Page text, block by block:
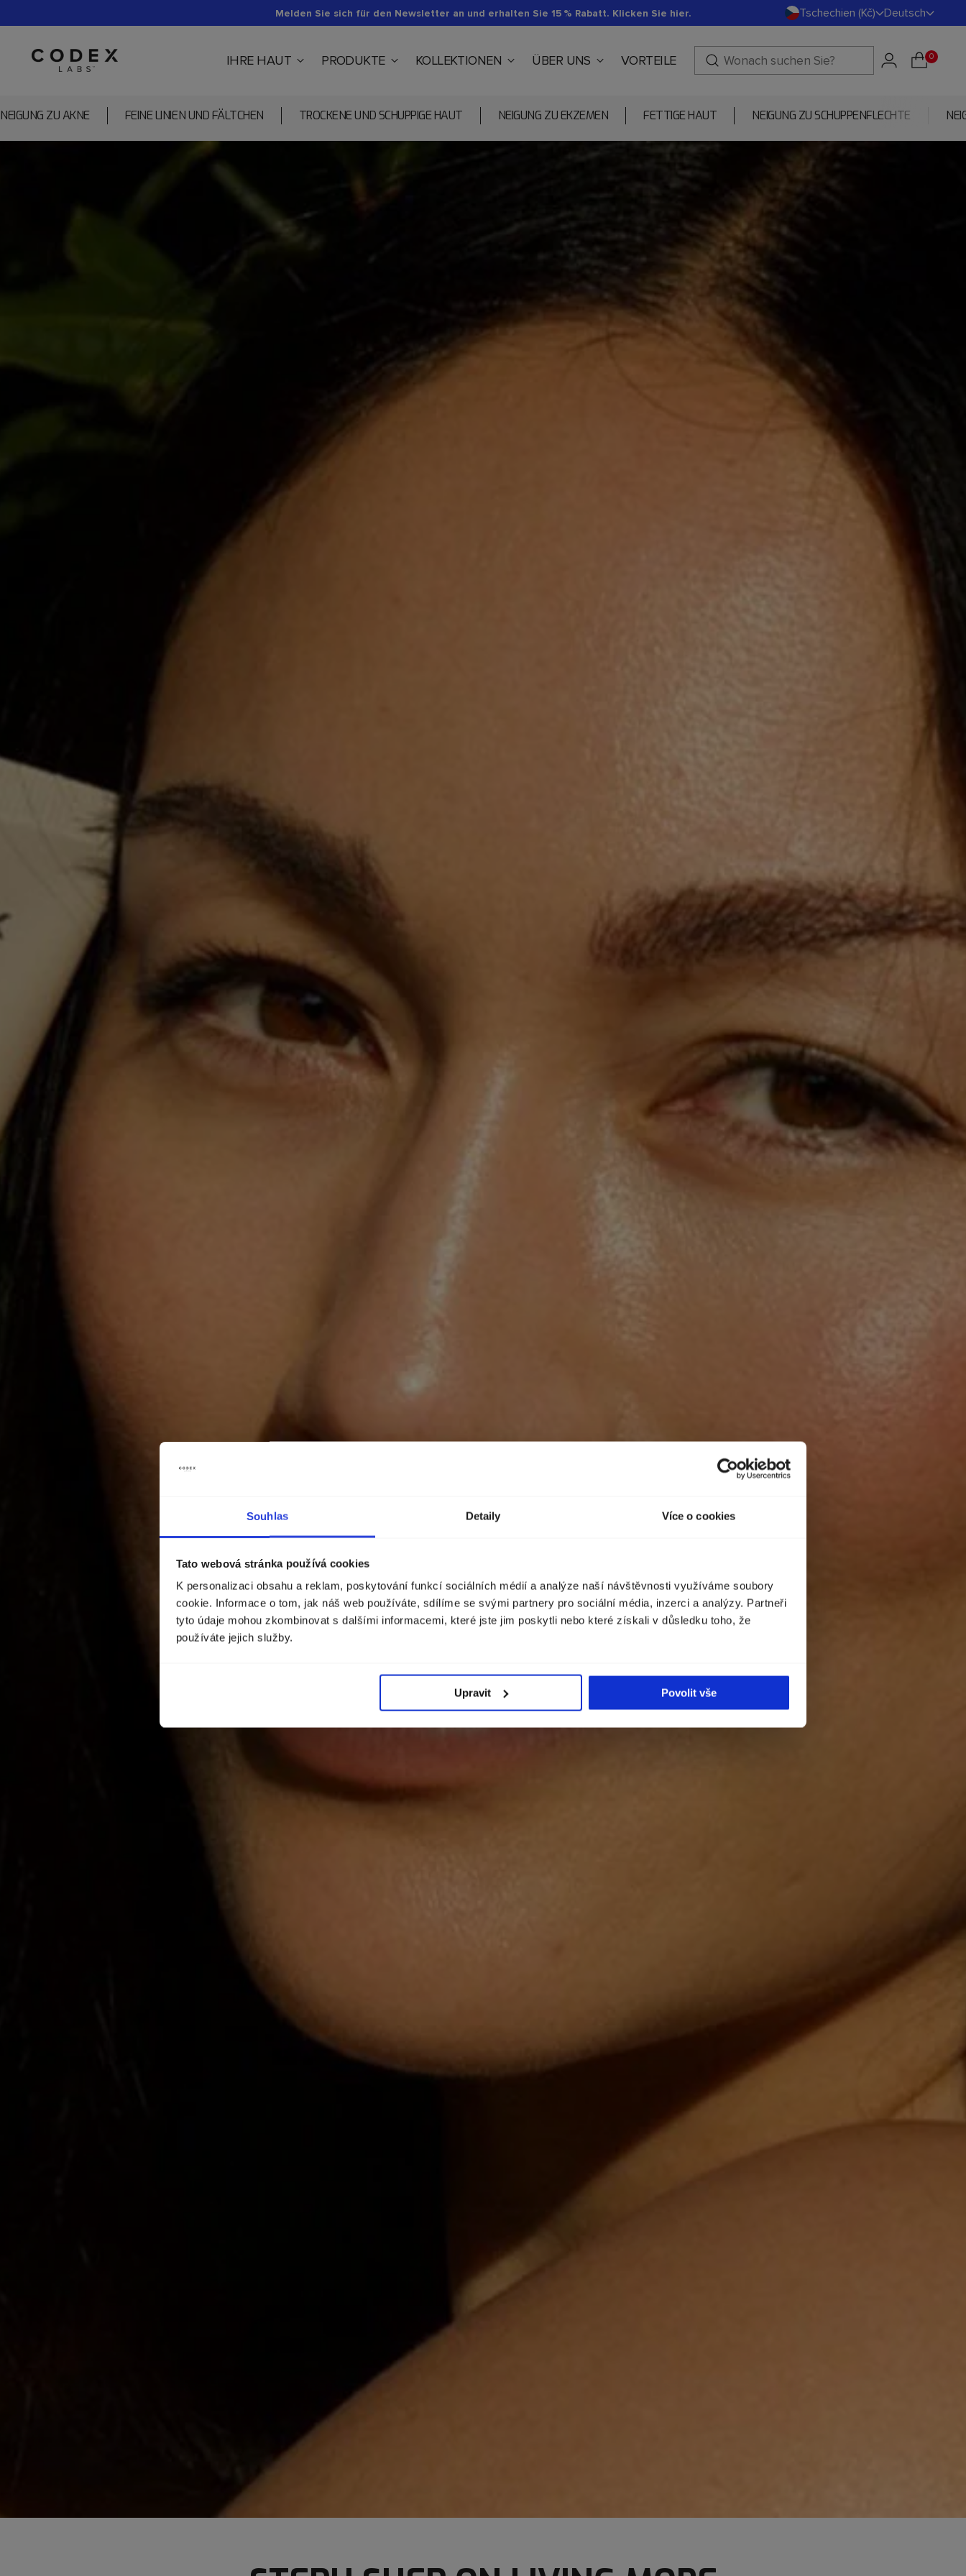
Souhlas Detaily Více o cookies
Tato webová stránka používá cookies
K personalizaci obsahu a reklam, poskytování funkcí sociálních médií a analýze naší návštěvnosti využíváme soubory
cookie. Informace o tom, jak náš web používáte, sdílíme se svými partnery pro sociální média, inzerci a analýzy. Partneři
tyto údaje mohou zkombinovat s dalšími informacemi, které jste jim poskytli nebo které získali v důsledku toho, že
používáte jejich služby.
Upravit Povolit vše
Zvolte zemi doručení
Währung Tschechien (Kč)
Melden Sie sich für den Newsletter an und erhalten Sie 15 % Rabatt. Klicken Sie hier. Sprache
Deutsch
Währung
Tschechien (Kč)
IHRE HAUT PRODUKTE KOLLEKTIONEN ÜBER UNS VORTEILE 0
NEIGUNG ZU AKNE FEINE LINIEN UND FÄLTCHEN TROCKENE UND SCHUPPIGE HAUT NEIGUNG ZU EKZEMEN FETTIGE HAUT NEIGUNG ZU SCHUPPENFLECHTE